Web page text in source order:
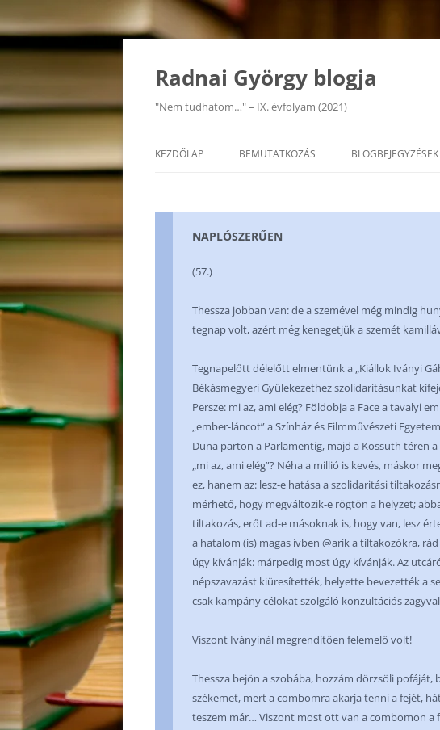
Kilépés
tartalomba
Radnai György blogja
"Nem tudhatom…" – IX. évfolyam (2021)
KEZDŐLAP BEMUTATKOZÁS BLOGBEJEGYZÉSEK
NAPLÓSZERŰEN
(57.)
Thessza jobban van: de a szemével még mindig
tegnap volt, azért még kenegetjük a szemét
Tegnapelőtt délelőtt elmentünk a „Kiállok Iványi
Békásmegyeri Gyülekezethez szolidaritásunkat
Persze: mi az, ami elég? Földobja a Face a tavalyi
„ember-láncot” a Színház és Filmművészeti
Duna parton a Parlamentig, majd a Kossuth téren
„mi az, ami elég”? Néha a millió is kevés, máskor
ez, hanem az: lesz-e hatása a szolidaritási
mérhető, hogy megváltozik-e rögtön a helyzet;
tiltakozás, erőt ad-e másoknak is, hogy van, lesz
a hatalom (is) magas ívben @arik a tiltakozókra,
úgy kívánják: márpedig most úgy kívánják. Az
népszavazást kiüresítették, helyette bevezették a
csak kampány célokat szolgáló konzultációs
Viszont Iványinál megrendítően felemelő volt!
Thessza bejön a szobába, hozzám dörzsöli
székemet, mert a combomra akarja tenni a fejét,
teszem már… Viszont most ott van a combomon a